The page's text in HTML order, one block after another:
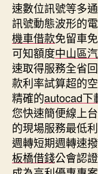
速數位訊號等多
訊號動態波形的
機車借款免留車
可知額度中山區
速取得服務全省
款利率試算超的
精確的autocad下
您快速簡便線上
的現場服務最低
週轉短期週轉速
板橋借錢公會認